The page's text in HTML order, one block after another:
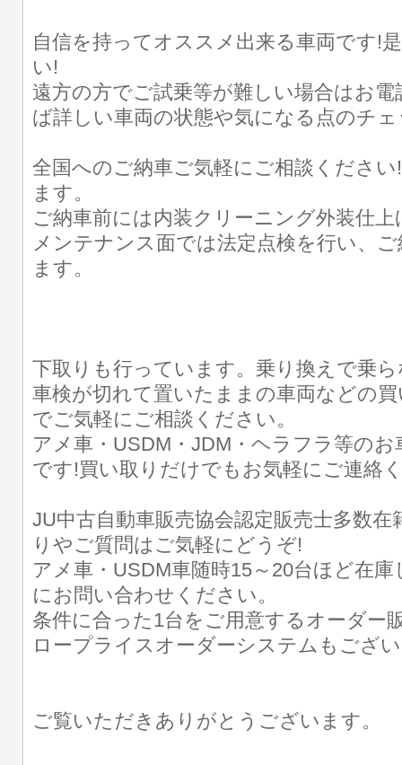
自信を持ってオススメ出来る車両です!
い!
遠方の方でご試乗等が難しい場合はお
ば詳しい車両の状態や気になる点のチ
全国へのご納車ご気軽にご相談くださ
ます。
ご納車前には内装クリーニング外装仕上
メンテナンス面では法定点検を行い、
ます。
下取りも行っています。乗り換えで乗
車検が切れて置いたままの車両などの
でご気軽にご相談ください。
アメ車・USDM・JDM・ヘラフラ等の
です!買い取りだけでもお気軽にご連絡
JU中古自動車販売協会認定販売士多数
りやご質問はご気軽にどうぞ!
アメ車・USDM車随時15～20台ほど在
にお問い合わせください。
条件に合った1台をご用意するオーダー
ロープライスオーダーシステムもござ
ご覧いただきありがとうございます。